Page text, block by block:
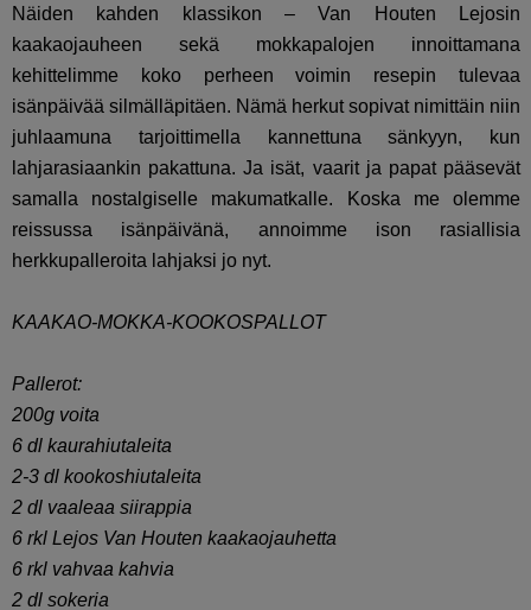
Näiden kahden klassikon – Van Houten Lejosin
kaakaojauheen sekä mokkapalojen innoittamana
kehittelimme koko perheen voimin resepin tulevaa
isänpäivää silmälläpitäen. Nämä herkut sopivat nimittäin niin
juhlaamuna tarjoittimella kannettuna sänkyyn, kun
lahjarasiaankin pakattuna. Ja isät, vaarit ja papat pääsevät
samalla nostalgiselle makumatkalle. Koska me olemme
reissussa isänpäivänä, annoimme ison rasiallisia
herkkupalleroita lahjaksi jo nyt.
KAAKAO-MOKKA-KOOKOSPALLOT
Pallerot:
200g voita
6 dl kaurahiutaleita
2-3 dl kookoshiutaleita
2 dl vaaleaa siirappia
6 rkl Lejos Van Houten kaakaojauhetta
6 rkl vahvaa kahvia
2 dl sokeria